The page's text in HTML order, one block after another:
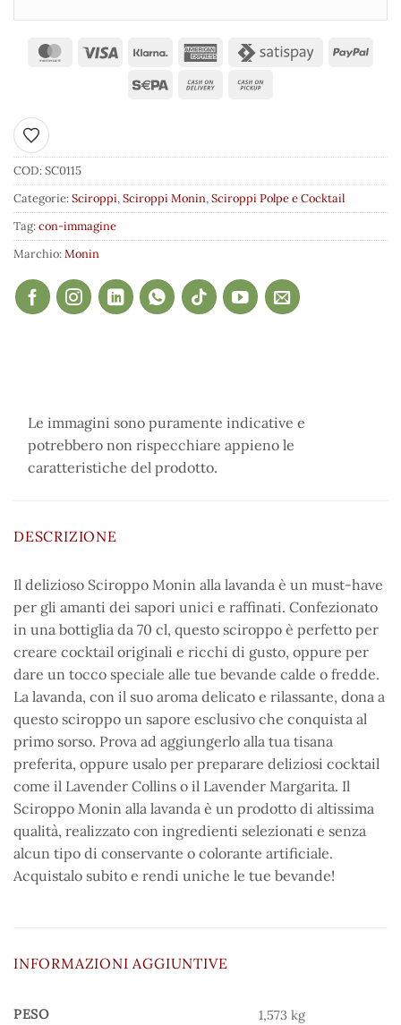
Aggiungi ai preferiti
COD:SC0115
Categorie:Sciroppi,Sciroppi Monin,Sciroppi Polpe e Cocktail
Tag:con-immagine
Marchio:Monin
Le immagini sono puramente indicative e
potrebbero non rispecchiare appieno le
caratteristiche del prodotto.
DESCRIZIONE
Il delizioso Sciroppo Monin alla lavanda è un must-have
per gli amanti dei sapori unici e raffinati. Confezionato
in una bottiglia da 70 cl, questo sciroppo è perfetto per
creare cocktail originali e ricchi di gusto, oppure per
dare un tocco speciale alle tue bevande calde o fredde.
La lavanda, con il suo aroma delicato e rilassante, dona a
questo sciroppo un sapore esclusivo che conquista al
primo sorso. Prova ad aggiungerlo alla tua tisana
preferita, oppure usalo per preparare deliziosi cocktail
come il Lavender Collins o il Lavender Margarita. Il
Sciroppo Monin alla lavanda è un prodotto di altissima
qualità, realizzato con ingredienti selezionati e senza
alcun tipo di conservante o colorante artificiale.
Acquistalo subito e rendi uniche le tue bevande!
INFORMAZIONI AGGIUNTIVE
PESO 1,573 kg